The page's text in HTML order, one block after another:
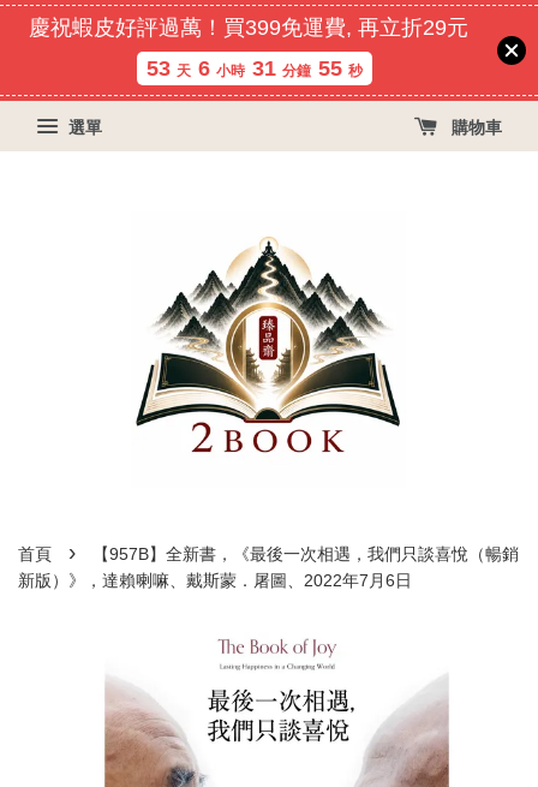
慶祝蝦皮好評過萬！買399免運費, 再立折29元
53 天 6 小時 31 分鐘 55 秒
選單 購物車
首頁 ›
【957B】全新書，《最後一次相遇，我們只談喜悅（暢銷
新版）》，達賴喇嘛、戴斯蒙．屠圖、2022年7月6日